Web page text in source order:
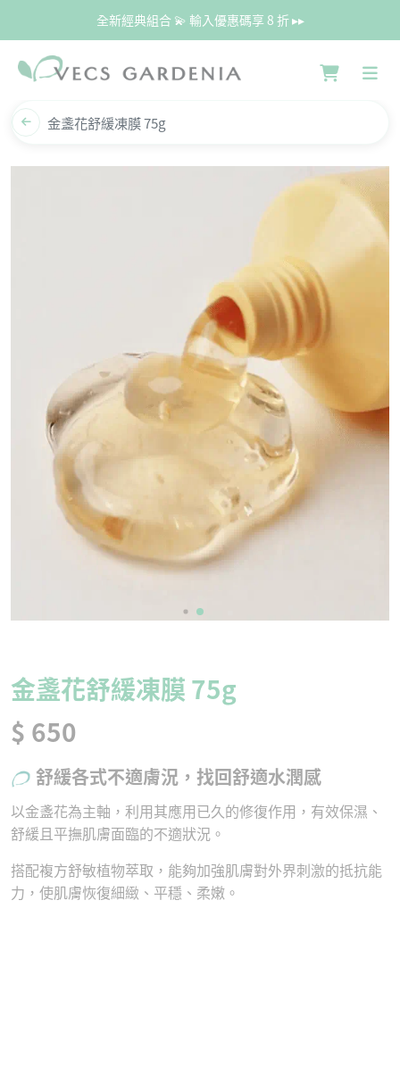
全新經典組合 💫 輸入優惠碼享 8 折 ▸▸
金盞花舒緩凍膜 75g
金盞花舒緩凍膜 75g
$ 650
舒緩各式不適膚況，找回舒適水潤感
以金盞花為主軸，利用其應用已久的修復作用，有效保濕、
舒緩且平撫肌膚面臨的不適狀況。
搭配複方舒敏植物萃取，能夠加強肌膚對外界刺激的抵抗能
力，使肌膚恢復細緻、平穩、柔嫩。